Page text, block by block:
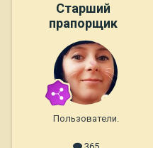
Старший
прапорщик
Пользователи.